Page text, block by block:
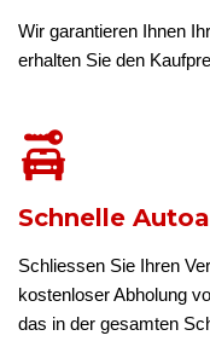
Wir garantieren Ihnen
erhalten Sie den
Schnelle
Schliessen Sie Ihren
kostenloser Abholung
das in der gesamten